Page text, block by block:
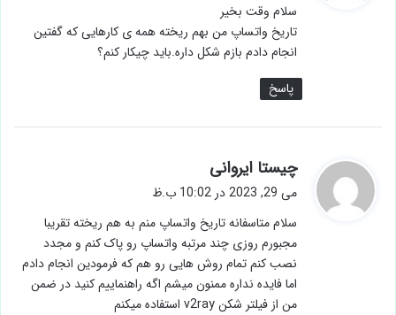
سلام وقت بخیر
تاریخ واتساپ من بهم ریخته همه ی کارهایی که گفتین
انجام دادم بازم شکل داره.باید چیکار کنم؟
پاسخ
چیستا ایروانی
ف
:
می 29, 2023 در 10:02 ب.ظ
سلام متاسفانه تاریخ واتساپ منم به هم ریخته تقریبا
مجبورم روزی چند مرتبه واتساپ رو پاک کنم و مجدد
نصب کنم تمام روش هایی رو هم که فرمودین انجام دادم
اما فایده نداره ممنون میشم اگه راهنماییم کنید در ضمن
من از فیلتر شکن v2ray استفاده میکنم